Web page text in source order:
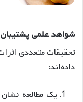
شواهدعلمیپشتیبان
تحقیقات متعددی
داده‌اند:
یک مطالعه